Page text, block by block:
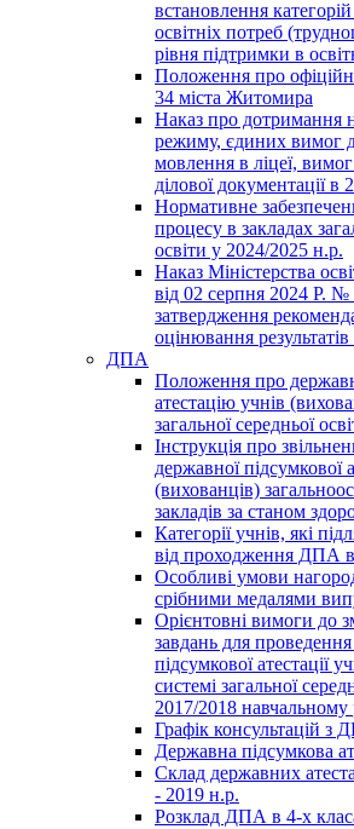
встановлення
освітніх потреб
рівня підтримки в
Положення про
34 міста Житомира
Наказ про дотримання
режиму, єдиних вимог
мовлення в ліцеї,
ділової документації в
Нормативне
процесу в закладах
освіти у 2024/2025 н.р.
Наказ Міністерства
від 02 серпня 2024 Р.
затвердження
оцінювання
ДПА
Положення про
атестацію учнів
загальної середньої
Інструкція про
державної підсумкової
(вихованців)
закладів за станом
Категорії учнів, які
від проходження ДПА в
Особливі умови
срібними медалями
Орієнтовні вимоги до
завдань для
підсумкової атестації
системі загальної
2017/2018 навчальному
Графік консультацій
Державна підсумкова
Склад державних
- 2019 н.р.
Розклад ДПА в 4-х